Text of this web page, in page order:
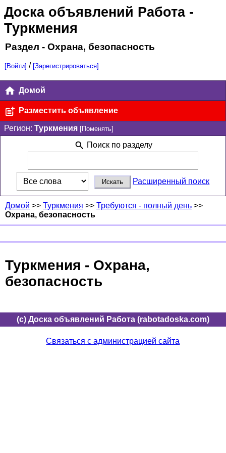
Доска объявлений Работа-
Туркмения
Раздел - Охрана, безопасность
[Войти] / [Зарегистрироваться]
Домой
Разместить объявление
Регион: Туркмения [Поменять]
Поиск по разделу
Расширенный поиск
Домой >> Туркмения >> Требуются - полный день >>
Охрана, безопасность
Туркмения - Охрана,
безопасность
(c) Доска объявлений Работа (rabotadoska.com)
Связаться с администрацией сайта